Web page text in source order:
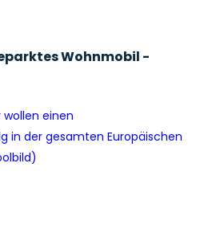
Wohnmobil -